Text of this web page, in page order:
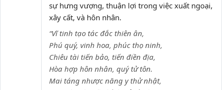
sự hưng vượng, thuận lợi trong việc xuất ngoại,
xây cất, và hôn nhân.
“Vĩ tinh tạo tác đắc thiên ân,
Phú quý, vinh hoa, phúc thọ ninh,
Chiêu tài tiến bảo, tiến điền địa,
Hòa hợp hôn nhân, quý tử tôn.
Mai táng nhược năng y thử nhật,